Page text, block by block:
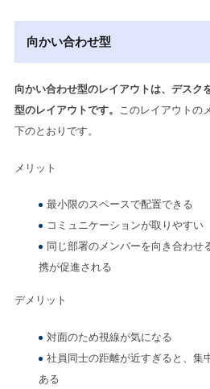
向かい合わせ型
向かい合わせ型のレイアウトは、デスク
型のレイアウトです。 このレイアウトの
下のとおりです。
メリット
最小限のスペースで配置できる
コミュニケーションが取りやすい
同じ部署のメンバーを向き合わせ
携が促進される
デメリット
対面のため視線が気になる
社員同士の距離が近すぎると、集
ある